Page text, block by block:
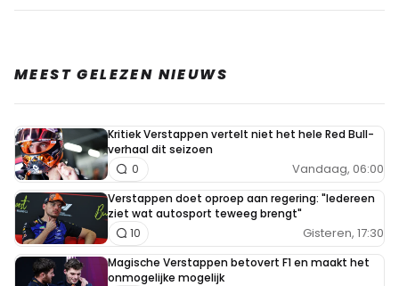
MEEST GELEZEN NIEUWS
Kritiek Verstappen vertelt niet het hele Red Bull-
verhaal dit seizoen
Vandaag, 06:00
0
Verstappen doet oproep aan regering: "Iedereen
ziet wat autosport teweeg brengt"
Gisteren, 17:30
10
Magische Verstappen betovert F1 en maakt het
onmogelijke mogelijk